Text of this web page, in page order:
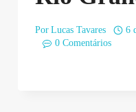
Por Lucas Tavares
6
0 Comentários